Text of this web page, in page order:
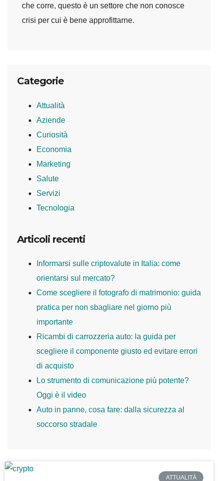
che corre, questo è un settore che non conosce
crisi per cui è bene approfittarne.
Categorie
Attualità
Aziende
Curiosità
Economia
Marketing
Salute
Servizi
Tecnologia
Articoli recenti
Informarsi sulle criptovalute in Italia: come
orientarsi sul mercato?
Come scegliere il fotografo di matrimonio: guida
pratica per non sbagliare nel giorno più
importante
Ricambi di carrozzeria auto: la guida per
scegliere il componente giusto ed evitare errori
di acquisto
Lo strumento di comunicazione più potente?
Oggi è il video
Auto in panne, cosa fare: dalla sicurezza al
soccorso stradale
ATTUALITÀ